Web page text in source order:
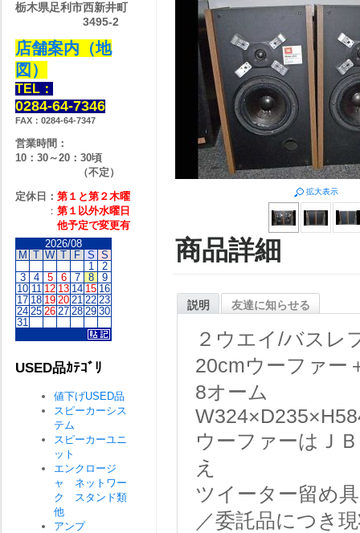
拡大表示
商品詳細
説明 友達に知らせる
２ウエイ/バスレ
20cmウーファー
8オーム
ウーファーはＪ
え
ツイーター留め
／委託品につき
栃木県足利市西新井町
3495-2
店舗案内（地
図）
TEL：
0284-64-7346
FAX：0284-64-7347
営業時間：
10：30～20：30頃
（不定）
定休日： 第１と第２木曜
： 第１以外水曜日
他予定で変更有
2026/08
M T W T F S S
1
2
3
4 5 6 7 8
9
10 11 12 13 14 15 16
17 18 19 20 21 22 23
24 25 26 27 28 29 30
31
USED品ｶﾃｺﾞﾘ
値下げUSED品
スピーカーシス
テム
スピーカーユニ
ット
エンクロージ
ャ ネットワー
ク スタンド類
他
アンプ